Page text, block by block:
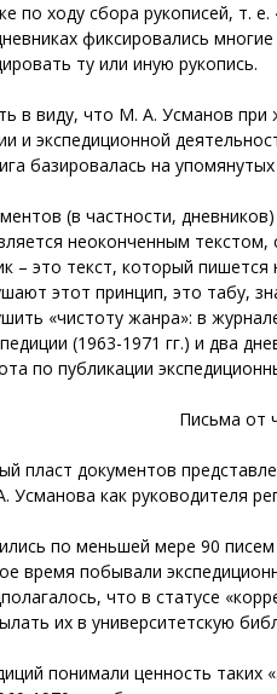
по ходу сбора рукописей, т.
фиксировались
ту или иную рукопись.
в виду, что М. А. Усманов
и экспедиционной
базировалась на
(в частности,
неоконченным
– это текст, который
этот принцип, это табу,
«чистоту жанра»: в
(1963-1971 гг.) и два
по публикации
Письма от
пласт документов
Усманова как руководителя
по меньшей мере 90
время побывали
что в статусе
их в университетскую
понимали ценность